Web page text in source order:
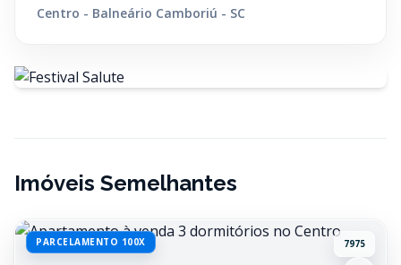
Centro - Balneário Camboriú - SC
Imóveis Semelhantes
PARCELAMENTO 100X 7975